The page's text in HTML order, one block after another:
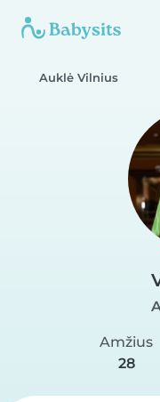
Auklė Vilnius
Amžius
28